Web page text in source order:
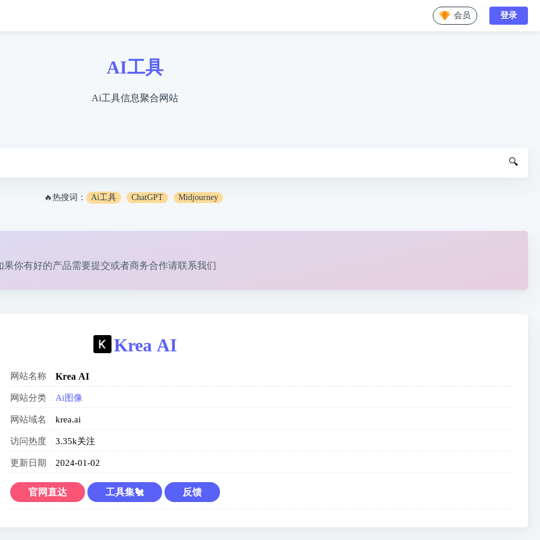
会员 登录
AI工具
Ai工具信息聚合网站
🔍
🔥热搜词： Ai工具 ChatGPT Midjourney
果你有好的产品需要提交或者商务合作请联系我们
Krea AI
网站名称 Krea AI
网站分类 Ai图像
网站域名 krea.ai
访问热度 3.35k关注
更新日期 2024-01-02
官网直达 工具集🐔 反馈